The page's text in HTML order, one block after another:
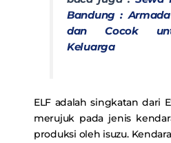
Bandung :
dan Cocok
Keluarga
ELF adalah singkatan dari
merujuk pada jenis
produksi oleh isuzu.